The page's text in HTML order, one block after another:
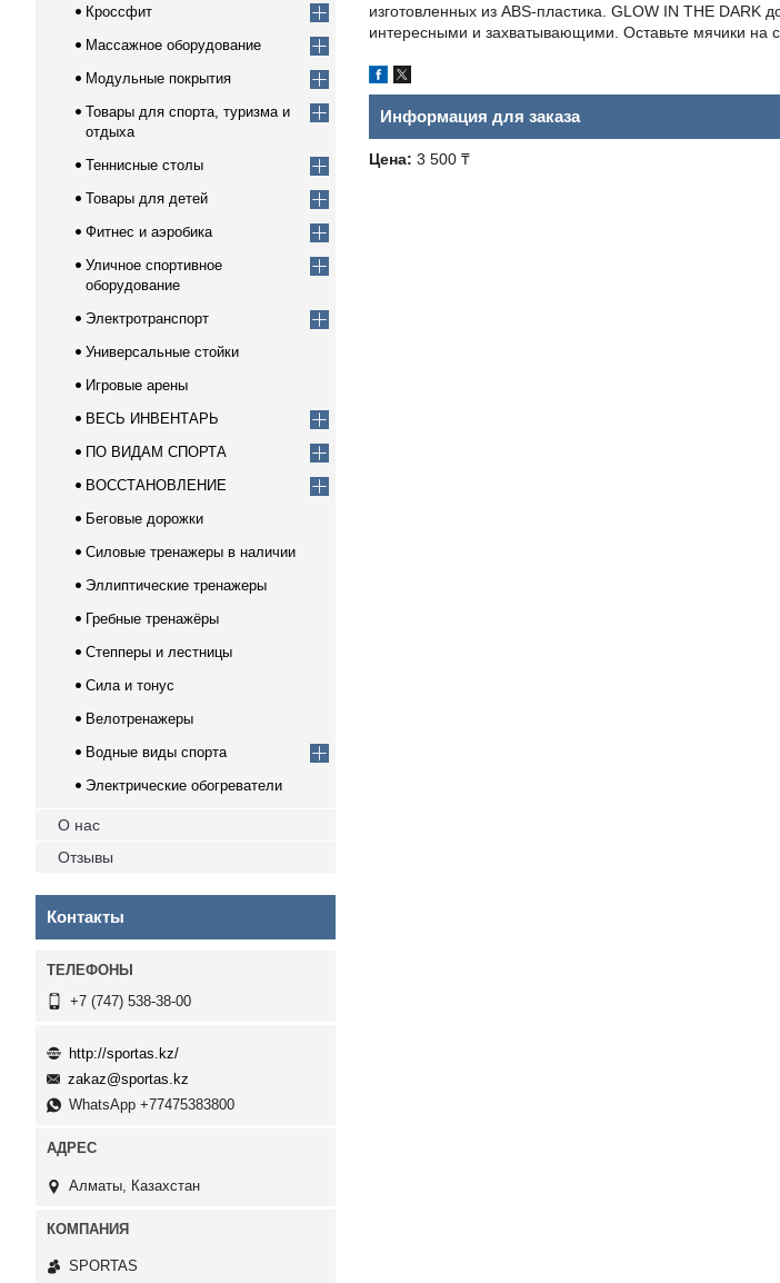
изготовленных из ABS-пластика. GLOW IN THE
интересными и захватывающими. Оставьте мячики на
Информация для заказа
Цена: 3 500 ₸
Кроссфит
Массажное оборудование
Модульные покрытия
Товары для спорта, туризма и
отдыха
Теннисные столы
Товары для детей
Фитнес и аэробика
Уличное спортивное
оборудование
Электротранспорт
Универсальные стойки
Игровые арены
ВЕСЬ ИНВЕНТАРЬ
ПО ВИДАМ СПОРТА
ВОССТАНОВЛЕНИЕ
Беговые дорожки
Силовые тренажеры в наличии
Эллиптические тренажеры
Гребные тренажёры
Степперы и лестницы
Сила и тонус
Велотренажеры
Водные виды спорта
Электрические обогреватели
О нас
Отзывы
Контакты
+7 (747) 538-38-00
http://sportas.kz/
zakaz@sportas.kz
WhatsApp +77475383800
Алматы, Казахстан
SPORTAS